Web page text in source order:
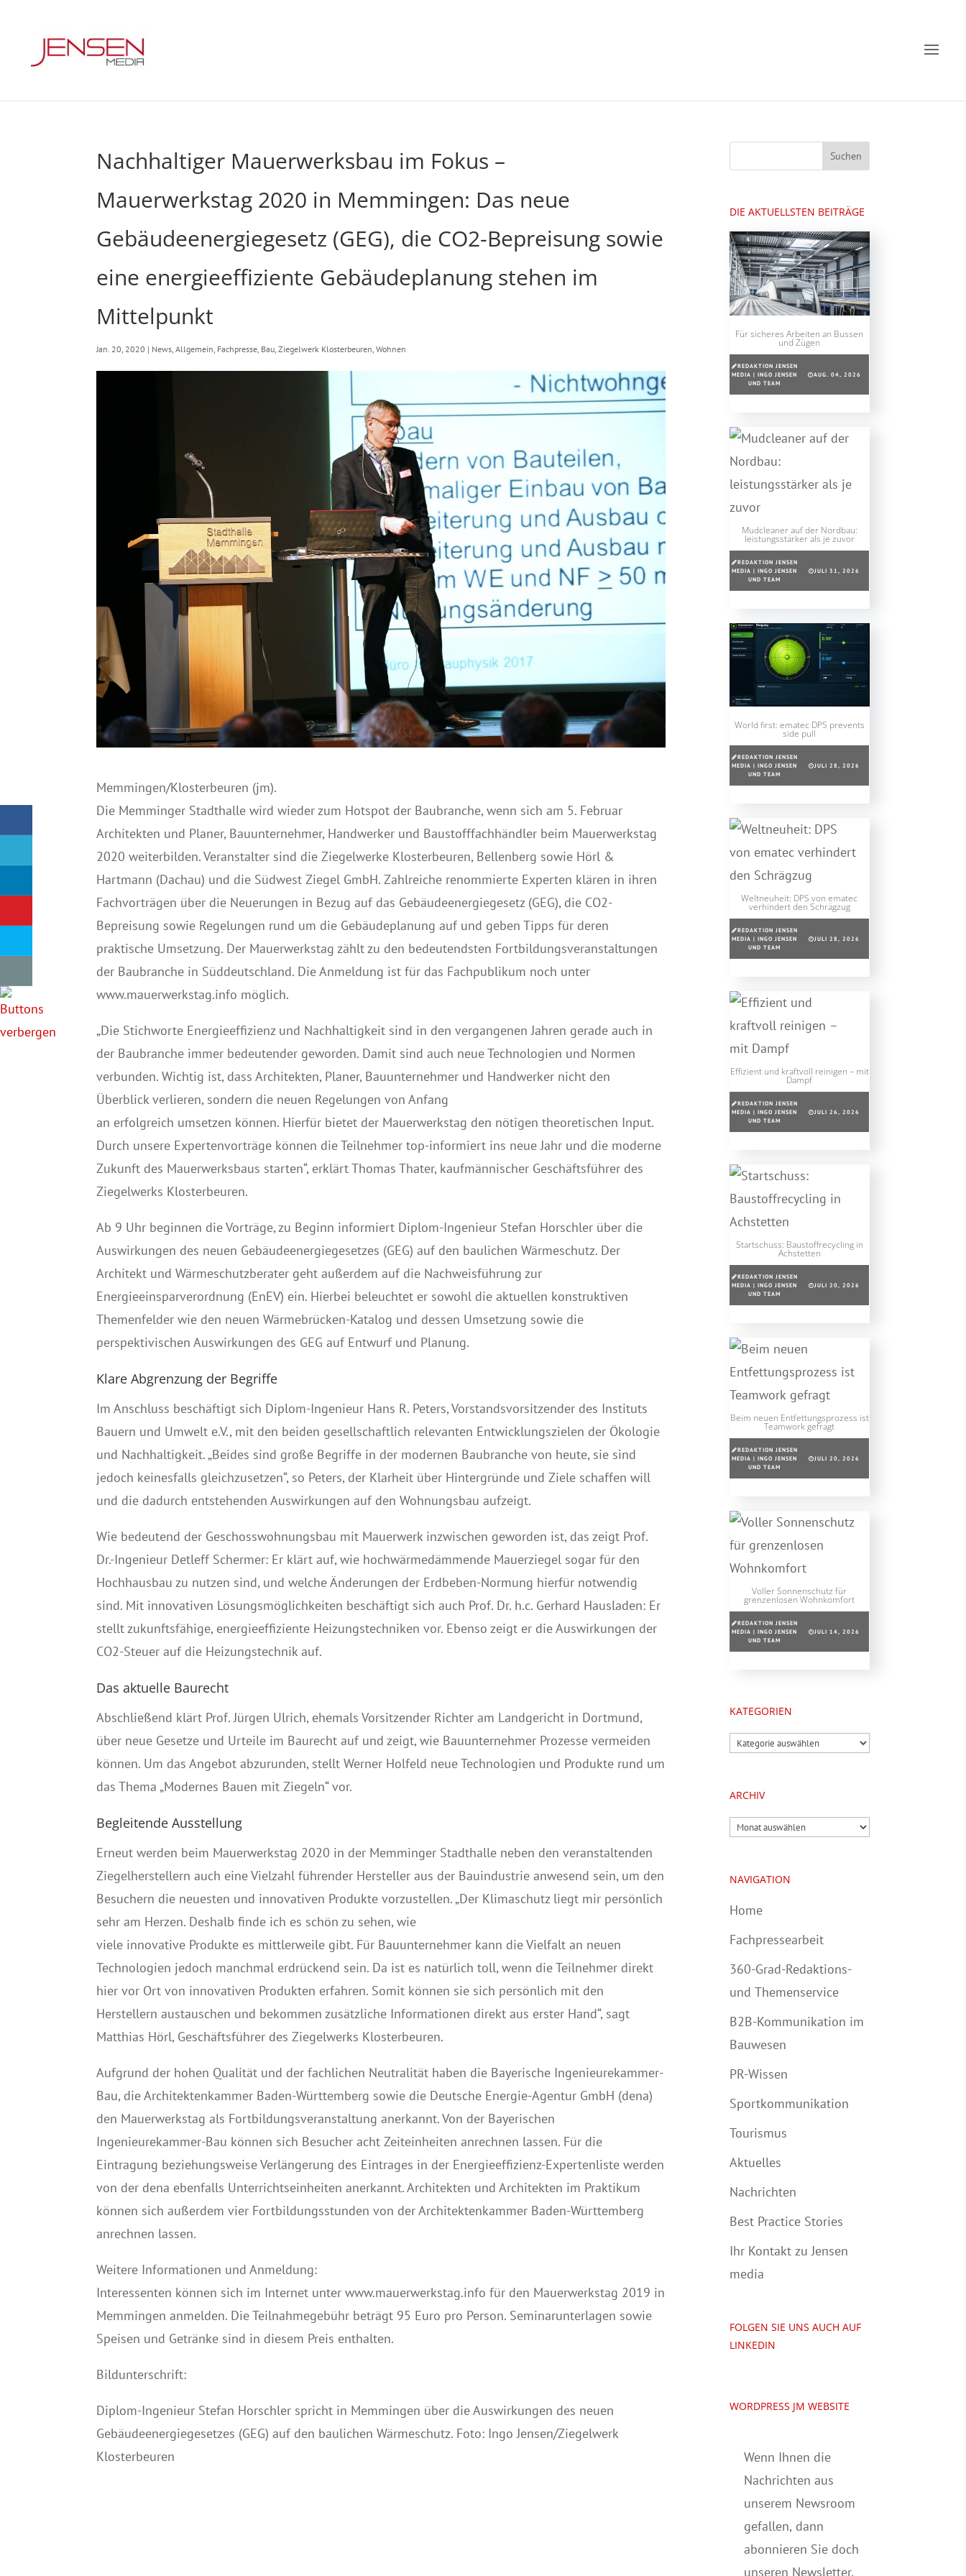
Nachhaltiger Mauerwerksbau im Fokus –
Mauerwerkstag 2020 in Memmingen: Das neue
Gebäudeenergiegesetz (GEG), die CO2-Bepreisung sowie
eine energieeffiziente Gebäudeplanung stehen im
Mittelpunkt
Jan. 20, 2020 | News,Allgemein, Fachpresse, Bau,Ziegelwerk Klosterbeuren,Wohnen
Memmingen/Klosterbeuren (jm).
Die Memminger Stadthalle wird wieder zum Hotspot der Baubranche, wenn sich am 5. Februar
Architekten und Planer, Bauunternehmer, Handwerker und Baustofffachhändler beim Mauerwerkstag
2020 weiterbilden. Veranstalter sind die Ziegelwerke Klosterbeuren, Bellenberg sowie Hörl &
Hartmann (Dachau) und die Südwest Ziegel GmbH. Zahlreiche renommierte Experten klären in ihren
Fachvorträgen über die Neuerungen in Bezug auf das Gebäudeenergiegesetz (GEG), die CO2-
Bepreisung sowie Regelungen rund um die Gebäudeplanung auf und geben Tipps für deren
praktische Umsetzung. Der Mauerwerkstag zählt zu den bedeutendsten Fortbildungsveranstaltungen
der Baubranche in Süddeutschland. Die Anmeldung ist für das Fachpublikum noch unter
www.mauerwerkstag.info möglich.
„Die Stichworte Energieeffizienz und Nachhaltigkeit sind in den vergangenen Jahren gerade auch in
der Baubranche immer bedeutender geworden. Damit sind auch neue Technologien und Normen
verbunden. Wichtig ist, dass Architekten, Planer, Bauunternehmer und Handwerker nicht den
Überblick verlieren, sondern die neuen Regelungen von Anfang
an erfolgreich umsetzen können. Hierfür bietet der Mauerwerkstag den nötigen theoretischen Input.
Durch unsere Expertenvorträge können die Teilnehmer top-informiert ins neue Jahr und die moderne
Zukunft des Mauerwerksbaus starten“, erklärt Thomas Thater, kaufmännischer Geschäftsführer des
Ziegelwerks Klosterbeuren.
Ab 9 Uhr beginnen die Vorträge, zu Beginn informiert Diplom-Ingenieur Stefan Horschler über die
Auswirkungen des neuen Gebäudeenergiegesetzes (GEG) auf den baulichen Wärmeschutz. Der
Architekt und Wärmeschutzberater geht außerdem auf die Nachweisführung zur
Energieeinsparverordnung (EnEV) ein. Hierbei beleuchtet er sowohl die aktuellen konstruktiven
Themenfelder wie den neuen Wärmebrücken-Katalog und dessen Umsetzung sowie die
perspektivischen Auswirkungen des GEG auf Entwurf und Planung.
Klare Abgrenzung der Begriffe
Im Anschluss beschäftigt sich Diplom-Ingenieur Hans R. Peters, Vorstandsvorsitzender des Instituts
Bauern und Umwelt e.V., mit den beiden gesellschaftlich relevanten Entwicklungszielen der Ökologie
und Nachhaltigkeit. „Beides sind große Begriffe in der modernen Baubranche von heute, sie sind
jedoch keinesfalls gleichzusetzen“, so Peters, der Klarheit über Hintergründe und Ziele schaffen will
und die dadurch entstehenden Auswirkungen auf den Wohnungsbau aufzeigt.
Wie bedeutend der Geschosswohnungsbau mit Mauerwerk inzwischen geworden ist, das zeigt Prof.
Dr.-Ingenieur Detleff Schermer: Er klärt auf, wie hochwärmedämmende Mauerziegel sogar für den
Hochhausbau zu nutzen sind, und welche Änderungen der Erdbeben-Normung hierfür notwendig
sind. Mit innovativen Lösungsmöglichkeiten beschäftigt sich auch Prof. Dr. h.c. Gerhard Hausladen: Er
stellt zukunftsfähige, energieeffiziente Heizungstechniken vor. Ebenso zeigt er die Auswirkungen der
CO2-Steuer auf die Heizungstechnik auf.
Das aktuelle Baurecht
Abschließend klärt Prof. Jürgen Ulrich, ehemals Vorsitzender Richter am Landgericht in Dortmund,
über neue Gesetze und Urteile im Baurecht auf und zeigt, wie Bauunternehmer Prozesse vermeiden
können. Um das Angebot abzurunden, stellt Werner Holfeld neue Technologien und Produkte rund um
das Thema „Modernes Bauen mit Ziegeln“ vor.
Begleitende Ausstellung
Erneut werden beim Mauerwerkstag 2020 in der Memminger Stadthalle neben den veranstaltenden
Ziegelherstellern auch eine Vielzahl führender Hersteller aus der Bauindustrie anwesend sein, um den
Besuchern die neuesten und innovativen Produkte vorzustellen. „Der Klimaschutz liegt mir persönlich
sehr am Herzen. Deshalb finde ich es schön zu sehen, wie
viele innovative Produkte es mittlerweile gibt. Für Bauunternehmer kann die Vielfalt an neuen
Technologien jedoch manchmal erdrückend sein. Da ist es natürlich toll, wenn die Teilnehmer direkt
hier vor Ort von innovativen Produkten erfahren. Somit können sie sich persönlich mit den
Herstellern austauschen und bekommen zusätzliche Informationen direkt aus erster Hand“, sagt
Matthias Hörl, Geschäftsführer des Ziegelwerks Klosterbeuren.
Aufgrund der hohen Qualität und der fachlichen Neutralität haben die Bayerische Ingenieurekammer-
Bau, die Architektenkammer Baden-Württemberg sowie die Deutsche Energie-Agentur GmbH (dena)
den Mauerwerkstag als Fortbildungsveranstaltung anerkannt. Von der Bayerischen
Ingenieurekammer-Bau können sich Besucher acht Zeiteinheiten anrechnen lassen. Für die
Eintragung beziehungsweise Verlängerung des Eintrages in der Energieeffizienz-Expertenliste werden
von der dena ebenfalls Unterrichtseinheiten anerkannt. Architekten und Architekten im Praktikum
können sich außerdem vier Fortbildungsstunden von der Architektenkammer Baden-Württemberg
anrechnen lassen.
Weitere Informationen und Anmeldung:
Interessenten können sich im Internet unter www.mauerwerkstag.info für den Mauerwerkstag 2019 in
Memmingen anmelden. Die Teilnahmegebühr beträgt 95 Euro pro Person. Seminarunterlagen sowie
Speisen und Getränke sind in diesem Preis enthalten.
Bildunterschrift:
Diplom-Ingenieur Stefan Horschler spricht in Memmingen über die Auswirkungen des neuen
Gebäudeenergiegesetzes (GEG) auf den baulichen Wärmeschutz. Foto: Ingo Jensen/Ziegelwerk
Klosterbeuren
DIE AKTUELLSTEN BEITRÄGE
Für sicheres Arbeiten an Bussen
und Zügen
REDAKTION JENSEN
MEDIA | INGO JENSEN
UND TEAM
AUG. 04, 2026
Mudcleaner auf der Nordbau:
leistungsstärker als je zuvor
REDAKTION JENSEN
MEDIA | INGO JENSEN
UND TEAM
JULI 31, 2026
World first: ematec DPS prevents
side pull
REDAKTION JENSEN
MEDIA | INGO JENSEN
UND TEAM
JULI 28, 2026
Weltneuheit: DPS von ematec
verhindert den Schrägzug
REDAKTION JENSEN
MEDIA | INGO JENSEN
UND TEAM
JULI 28, 2026
Effizient und kraftvoll reinigen – mit
Dampf
REDAKTION JENSEN
MEDIA | INGO JENSEN
UND TEAM
JULI 26, 2026
Startschuss: Baustoffrecycling in
Achstetten
REDAKTION JENSEN
MEDIA | INGO JENSEN
UND TEAM
JULI 20, 2026
Beim neuen Entfettungsprozess ist
Teamwork gefragt
REDAKTION JENSEN
MEDIA | INGO JENSEN
UND TEAM
JULI 20, 2026
Voller Sonnenschutz für
grenzenlosen Wohnkomfort
REDAKTION JENSEN
MEDIA | INGO JENSEN
UND TEAM
JULI 14, 2026
KATEGORIEN
Kategorien
ARCHIV
Archiv
NAVIGATION
Home
Fachpressearbeit
360-Grad-Redaktions-
und Themenservice
B2B-Kommunikation im
Bauwesen
PR-Wissen
Sportkommunikation
Tourismus
Aktuelles
Nachrichten
Best Practice Stories
Ihr Kontakt zu Jensen
media
FOLGEN SIE UNS AUCH AUF
LINKEDIN
WORDPRESS JM WEBSITE
Wenn Ihnen die
Nachrichten aus
unserem Newsroom
gefallen, dann
abonnieren Sie doch
unseren Newsletter,